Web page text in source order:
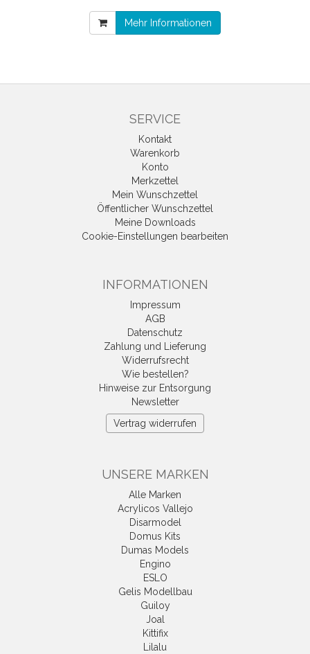
Mehr Informationen
SERVICE
Kontakt
Warenkorb
Konto
Merkzettel
Mein Wunschzettel
Öffentlicher Wunschzettel
Meine Downloads
Cookie-Einstellungen bearbeiten
INFORMATIONEN
Impressum
AGB
Datenschutz
Zahlung und Lieferung
Widerrufsrecht
Wie bestellen?
Hinweise zur Entsorgung
Newsletter
Vertrag widerrufen
UNSERE MARKEN
Alle Marken
Acrylicos Vallejo
Disarmodel
Domus Kits
Dumas Models
Engino
ESLO
Gelis Modellbau
Guiloy
Joal
Kittifix
Lilalu